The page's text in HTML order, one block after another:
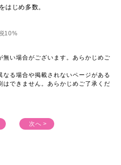
はじめ多数。
10%
い場合がございます。あらかじめご
る場合や掲載されないページがある
はできません。あらかじめご了承くだ
次へ >